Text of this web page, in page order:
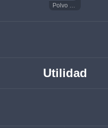
Polvo estelar sin dueño
Utilidad